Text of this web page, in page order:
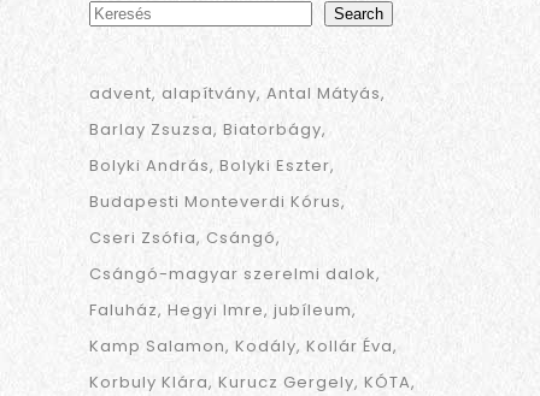
Search
advent alapítvány Antal Mátyás
Barlay Zsuzsa Biatorbágy
Bolyki András Bolyki Eszter
Budapesti Monteverdi Kórus
Cseri Zsófia Csángó
Csángó-magyar szerelmi dalok
Faluház Hegyi Imre jubíleum
Kamp Salamon Kodály Kollár Éva
Korbuly Klára Kurucz Gergely KÓTA